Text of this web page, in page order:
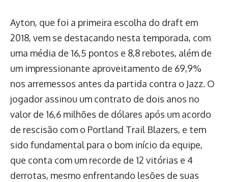
Ayton, que foi a primeira escolha do draft em
2018, vem se destacando nesta temporada, com
uma média de 16,5 pontos e 8,8 rebotes, além de
um impressionante aproveitamento de 69,9%
nos arremessos antes da partida contra o Jazz. O
jogador assinou um contrato de dois anos no
valor de 16,6 milhões de dólares após um acordo
de rescisão com o Portland Trail Blazers, e tem
sido fundamental para o bom início da equipe,
que conta com um recorde de 12 vitórias e 4
derrotas, mesmo enfrentando lesões de suas